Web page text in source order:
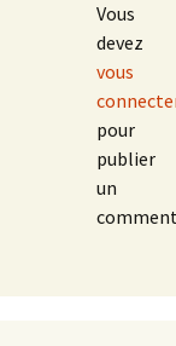
Vous
devez
vous
pour
publier
un